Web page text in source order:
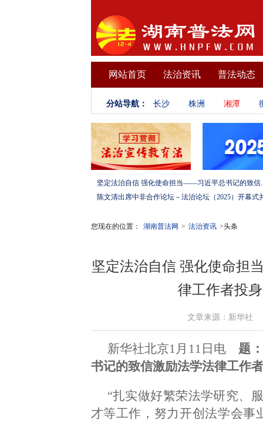
网站首页 法治资讯 普法动态
分站导航： 长沙 株洲 湘潭
坚定法治自信 强化使
您现在的位置： 湖南普法网 > 法治资讯 >头条
坚定法治自信 强化使命担
律工作者投
文章来源：新华社
新华社北京1月11日电 题
书记的致信激励法学法律工作
“扎实做好繁荣法学研究、
才等工作，努力开创法学会事